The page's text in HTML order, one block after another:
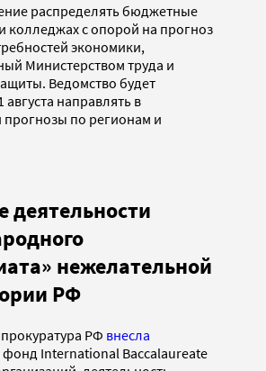
распределять бюджетные
и колледжах с опорой на прогноз
экономики,
Министерством труда и
Ведомство будет
направлять в
по регионам и
деятельности
нежелательной
РФ
РФ внесла
International Baccalaureate